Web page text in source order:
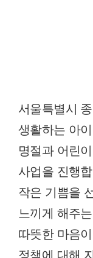
서울특별시
생활하는 아
명절과 어린
사업을 진행
작은 기쁨을
느끼게 해주
따뜻한 마음
정책에 대해